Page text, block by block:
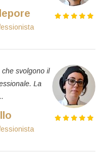
svolgono il
La